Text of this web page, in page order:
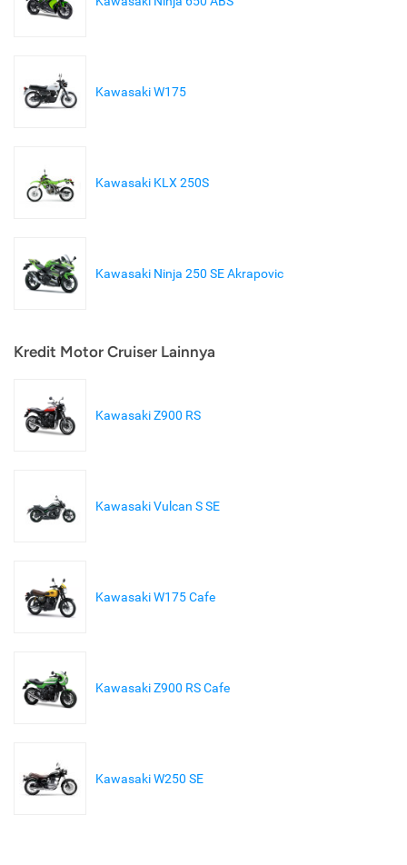
Kawasaki W175
Kawasaki KLX 250S
Kawasaki Ninja 250 SE Akrapovic
Kredit Motor Cruiser Lainnya
Kawasaki Z900 RS
Kawasaki Vulcan S SE
Kawasaki W175 Cafe
Kawasaki Z900 RS Cafe
Kawasaki W250 SE